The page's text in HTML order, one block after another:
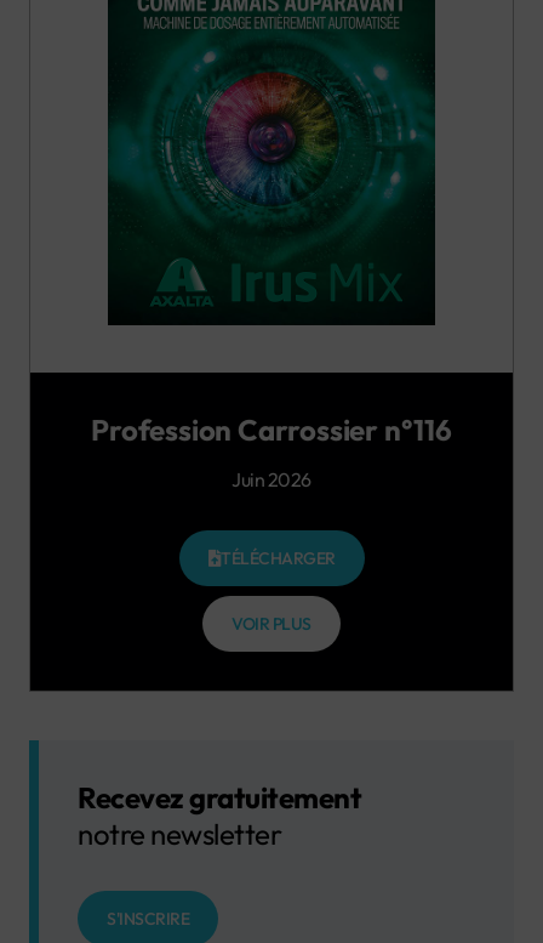
Profession Carrossier n°116
Juin 2026
TÉLÉCHARGER
VOIR PLUS
Recevez gratuitement
notre newsletter
S'INSCRIRE